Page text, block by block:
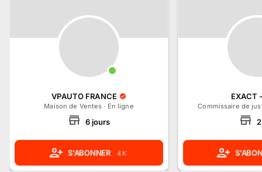
VPAUTO FRANCE
Maison de Ventes · En ligne
6 jours
S'ABONNER 4 K
EXACT
Commissaire de
2